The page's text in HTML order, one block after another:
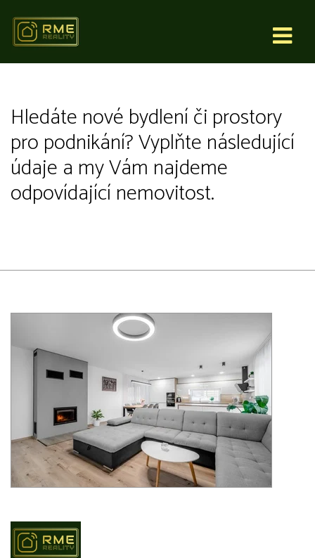
Poptávka
Hledáte nové bydlení či prostory
pro podnikání? Vyplňte následující
údaje a my Vám najdeme
odpovídající nemovitost.